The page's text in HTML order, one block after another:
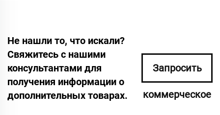
Не нашли то, что искали?
Свяжитесь с нашими
консультантами для
получения информации о
дополнительных товарах.
Запросить
коммерческое